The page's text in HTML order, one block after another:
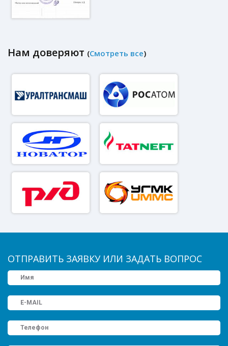
Нам доверяют (Смотреть все)
ОТПРАВИТЬ ЗАЯВКУ ИЛИ ЗАДАТЬ ВОПРОС